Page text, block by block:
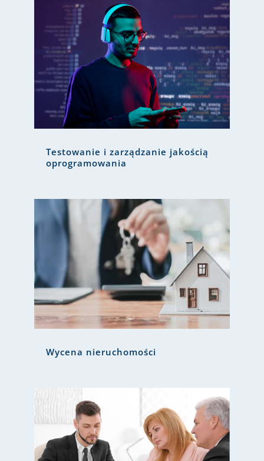
Testowanie i zarządzanie jakością
oprogramowania
Wycena nieruchomości